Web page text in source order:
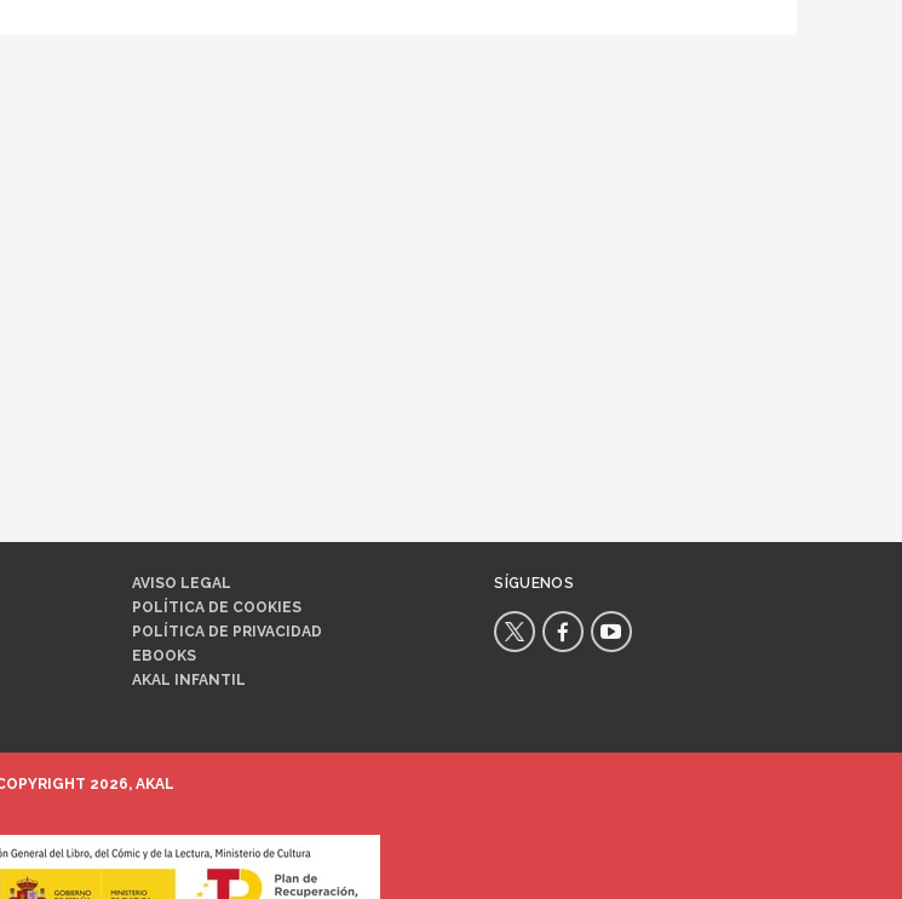
AVISO LEGAL
POLÍTICA DE COOKIES
POLÍTICA DE PRIVACIDAD
EBOOKS
AKAL INFANTIL
SÍGUENOS
2026, AKAL